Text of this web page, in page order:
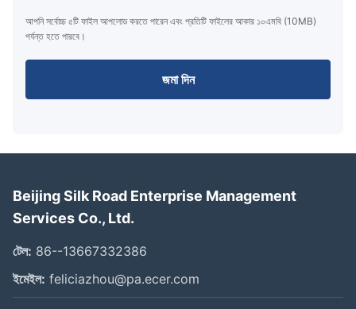
আপনি সর্বোচ্চ ৫টি ফাইল আপলোড করতে পারেন এবং প্রতিটি ফাইলের আকার ১০এমবি (10MB)
পর্যন্ত হতে পারবে।
জমা দিন
Beijing Silk Road Enterprise Management
Services Co., Ltd.
টেল: 86--13667332386
ইমেইল: feliciazhou@pa.ecer.com